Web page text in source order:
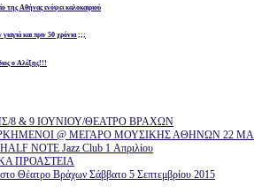
της Αθήνας ενόψει καλοκαιριού
και πριν 50 χρόνια ;;;
ο Αλέξης!!!
8 & 9 ΙΟΥΝΙΟΥ/ΘΕΑΤΡΟ ΒΡΑΧΩΝ
@ ΜΕΓΑΡΟ ΜΟΥΣΙΚΗΣ ΑΘΗΝΩΝ 22
NOTE Jazz Club 1 Απριλίου
ΠΡΟΑΣΤΕΙΑ
Θέατρο Βράχων Σάββατο 5 Σεπτεμβρίου 2015